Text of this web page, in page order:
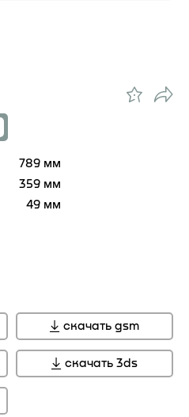
789 мм
359 мм
49 мм
скачать gsm
скачать 3ds